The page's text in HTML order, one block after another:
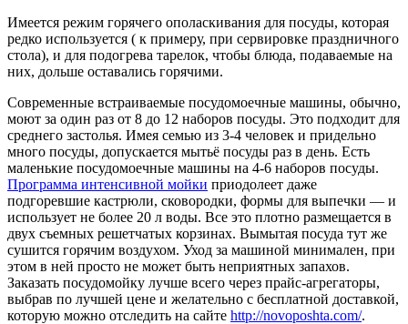
Имеется режим горячего ополаскивания для посуды, которая
редко используется ( к примеру, при сервировке праздничного
стола), и для подогрева тарелок, чтобы блюда, подаваемые на
них, дольше оставались горячими.
Современные встраиваемые посудомоечные машины, обычно,
моют за один раз от 8 до 12 наборов посуды. Это подходит для
среднего застолья. Имея семью из 3-4 человек и придельно
много посуды, допускается мытьё посуды раз в день. Есть
маленькие посудомоечные машины на 4-6 наборов посуды.
Программа интенсивной мойки приодолеет даже
подгоревшие кастрюли, сковородки, формы для выпечки — и
использует не более 20 л воды. Все это плотно размещается в
двух съемных решетчатых корзинах. Вымытая посуда тут же
сушится горячим воздухом. Уход за машиной минимален, при
этом в ней просто не может быть неприятных запахов.
Заказать посудомойку лучше всего через прайс-агрегаторы,
выбрав по лучшей цене и желательно с бесплатной доставкой,
которую можно отследить на сайте http://novoposhta.com/.